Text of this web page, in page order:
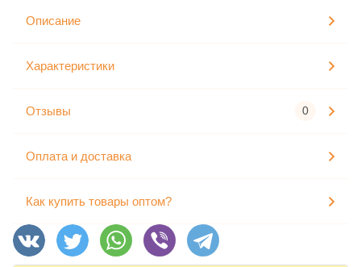
Описание
Характеристики
Отзывы 0
Оплата и доставка
Как купить товары оптом?